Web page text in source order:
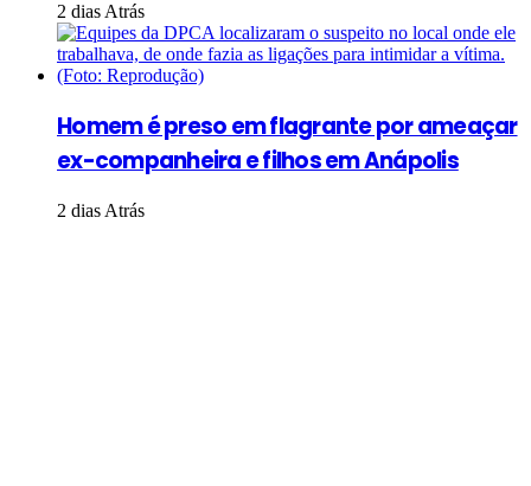
2 dias Atrás
Homem é preso em flagrante por ameaçar
ex-companheira e filhos em Anápolis
2 dias Atrás